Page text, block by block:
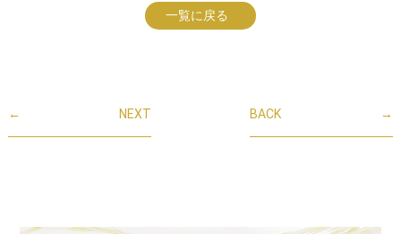
一覧に戻る
← NEXT →
BACK